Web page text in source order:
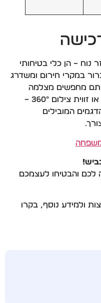
– הן כלי בטיחותי
במקרי חירום ומשדרג
אתם מחפשים מצלמה
פנורמית, 4K, עם 3 או 4 מצלמות, או זווית צילום 360° –
המובילים
והבטיחו לעצמכם
ולמידע נוסף, בקרו